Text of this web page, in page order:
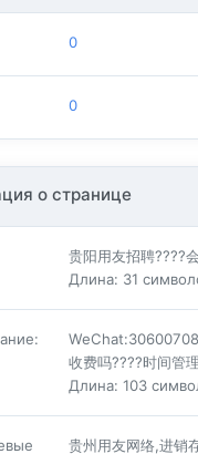
0
0
о странице
贵阳用友招聘????
Длина: 31
:
收费吗????时间管
Длина: 103
贵州用友网络,进销